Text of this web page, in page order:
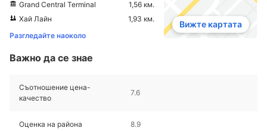
Grand Central Terminal
1,56 км.
Хай Лайн
1,93 км.
Разгледайте наоколо
Вижте картата
Важно да се знае
Съотношение цена-
качество
7.6
Оценка на района 8.9